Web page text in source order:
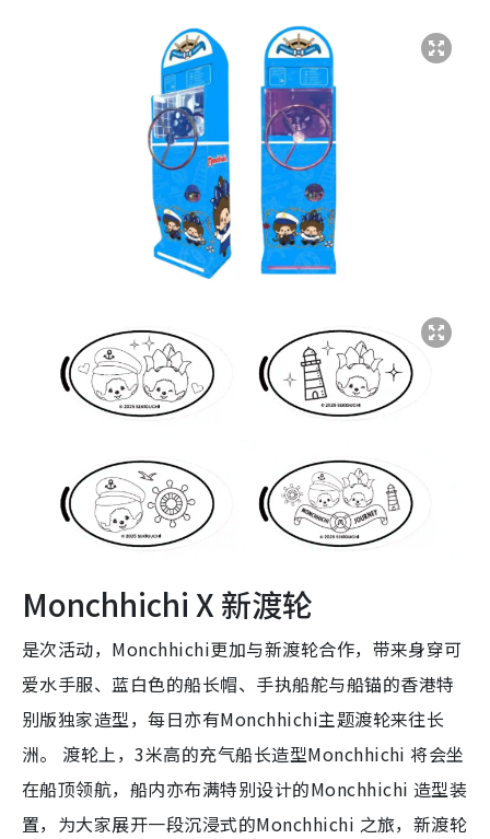
Monchhichi X 新渡轮
是次活动，Monchhichi更加与新渡轮合作，带来身穿可
爱水手服、蓝白色的船长帽、手执船舵与船锚的香港特
别版独家造型，每日亦有Monchhichi主题渡轮来往长
洲。 渡轮上，3米高的充气船长造型Monchhichi 将会坐
在船顶领航，船内亦布满特别设计的Monchhichi 造型装
置，为大家展开一段沉浸式的Monchhichi 之旅，新渡轮